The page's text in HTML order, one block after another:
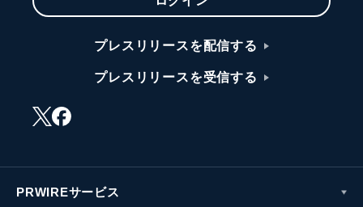
プレスリリースを配信する
プレスリリースを受信する
PRWIREサービス